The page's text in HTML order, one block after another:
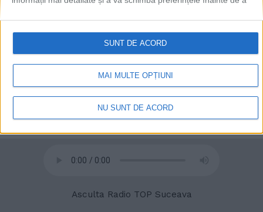
retrageți consimțământul în orice moment, revenind la acest site
și făcând clic pe butonul "Confidențialitate" din partea de jos a
paginii web.
MAI MULTE OPȚIUNI
NU SUNT DE ACORD
SUNT DE ACORD
Radio TOP Suceava 104 FM
Asculta Radio TOP Suceava